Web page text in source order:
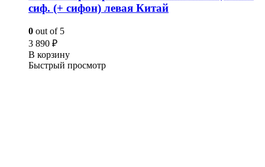
сиф. (+ сифон) левая Китай
0 out of 5
3 890 ₽
В корзину
Быстрый просмотр